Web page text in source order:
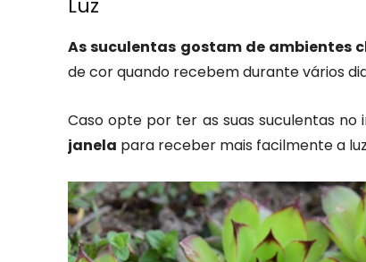
Luz
As suculentas gostam de ambientes
de cor quando recebem durante vários
Caso opte por ter as suas suculentas no
janela para receber mais facilmente a